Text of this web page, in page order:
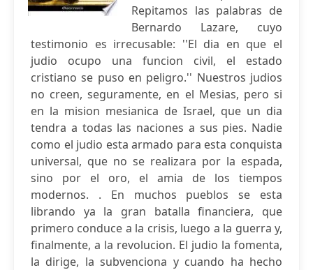
Repitamos las palabras de
Bernardo Lazare, cuyo
testimonio es irrecusable: ''El dia en que el
judio ocupo una funcion civil, el estado
cristiano se puso en peligro.'' Nuestros judios
no creen, seguramente, en el Mesias, pero si
en la mision mesianica de Israel, que un dia
tendra a todas las naciones a sus pies. Nadie
como el judio esta armado para esta conquista
universal, que no se realizara por la espada,
sino por el oro, el amia de los tiempos
modernos. . En muchos pueblos se esta
librando ya la gran batalla financiera, que
primero conduce a la crisis, luego a la guerra y,
finalmente, a la revolucion. El judio la fomenta,
la dirige, la subvenciona y cuando ha hecho